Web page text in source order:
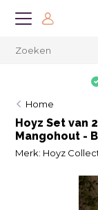
Home
Hoyz Set van
Mangohout -
Merk: Hoyz